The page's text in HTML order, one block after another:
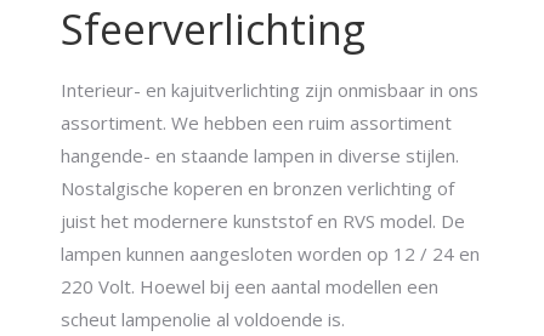
Sfeerverlichting
Interieur- en kajuitverlichting zijn onmisbaar in ons
assortiment. We hebben een ruim assortiment
hangende- en staande lampen in diverse stijlen.
Nostalgische koperen en bronzen verlichting of
juist het modernere kunststof en RVS model. De
lampen kunnen aangesloten worden op 12 / 24 en
220 Volt. Hoewel bij een aantal modellen een
scheut lampenolie al voldoende is.